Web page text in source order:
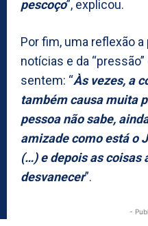
pescoço”, explicou.
Por fim, uma reflexão
notícias e da
sentem: “Às vezes, a
também causa muita
pessoa não sabe,
amizade como está o
(…) e depois as coisas
desvanecer”.
-